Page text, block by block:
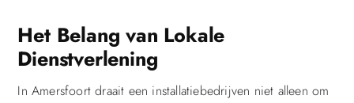
Het Belang van Lokale
Dienstverlening
In Amersfoort draait een installatiebedrijven niet alleen om